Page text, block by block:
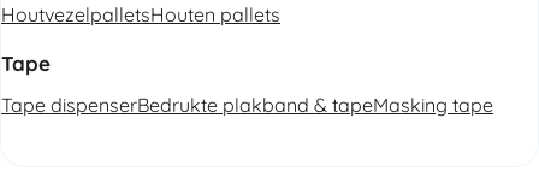
HoutvezelpalletsHouten pallets
Tape
Tape dispenserBedrukte plakband & tapeMasking tape